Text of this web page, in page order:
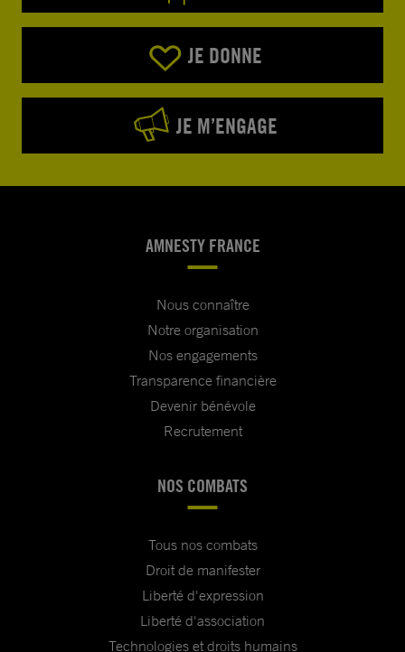
JE DONNE
JE M’ENGAGE
AMNESTY FRANCE
Nous connaître
Notre organisation
Nos engagements
Transparence financière
Devenir bénévole
Recrutement
NOS COMBATS
Tous nos combats
Droit de manifester
Liberté d'expression
Liberté d'association
Technologies et droits humains